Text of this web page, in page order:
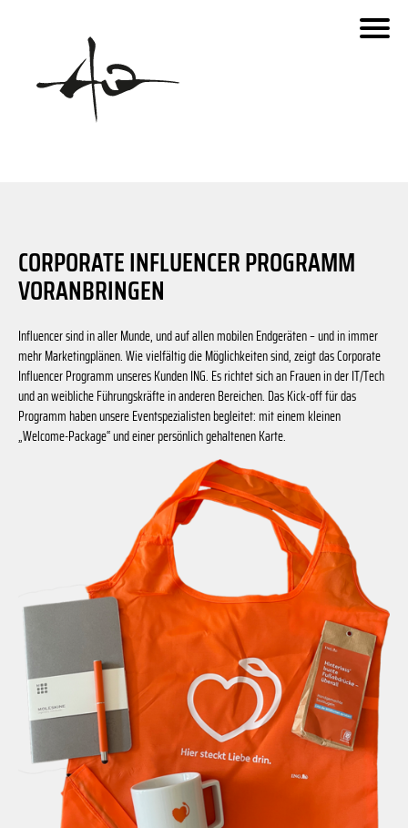
CORPORATE INFLUENCER PROGRAMM
VORANBRINGEN
Influencer sind in aller Munde, und auf allen mobilen Endgeräten – und in immer
mehr Marketingplänen. Wie vielfältig die Möglichkeiten sind, zeigt das Corporate
Influencer Programm unseres Kunden ING. Es richtet sich an Frauen in der IT/Tech
und an weibliche Führungskräfte in anderen Bereichen. Das Kick-off für das
Programm haben unsere Eventspezialisten begleitet: mit einem kleinen
„Welcome-Package“ und einer persönlich gehaltenen Karte.
fara.de
Invesco
Zeppelinstraße
Zeppelinstraße
Urseler Straße
Urseler Straße